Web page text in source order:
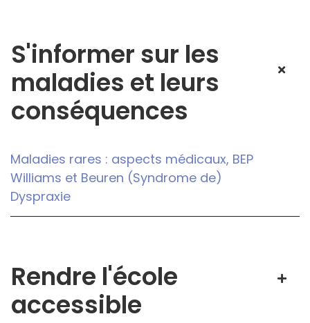
S'informer sur les
maladies et leurs
conséquences
Maladies rares : aspects médicaux, BEP
Williams et Beuren (Syndrome de)
Dyspraxie
Rendre l'école
accessible